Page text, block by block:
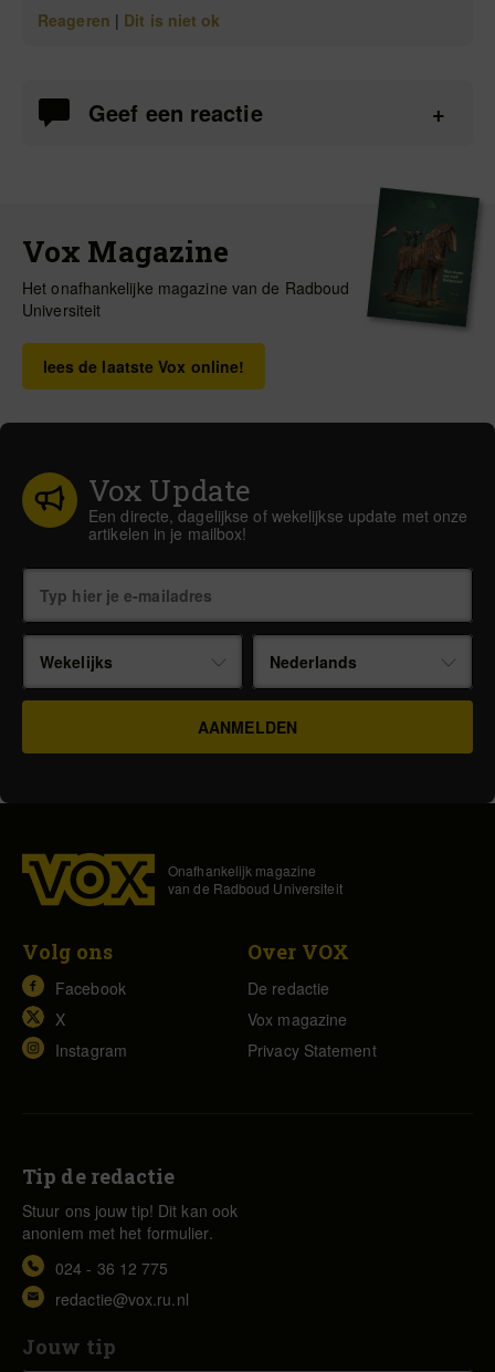
Reageren | Dit is niet ok
Geef een reactie
Vox Magazine
Het onafhankelijke magazine van de Radboud
Universiteit
lees de laatste Vox online!
Vox Update
Een directe, dagelijkse of wekelijkse update met onze
artikelen in je mailbox!
Wekelijks Nederlands
Onafhankelijk magazine
van de Radboud Universiteit
Volg ons
Facebook
X
Instagram
Over VOX
De redactie
Vox magazine
Privacy Statement
Tip de redactie
Stuur ons jouw tip! Dit kan ook
anoniem met het formulier.
024 - 36 12 775
redactie@vox.ru.nl
Jouw tip